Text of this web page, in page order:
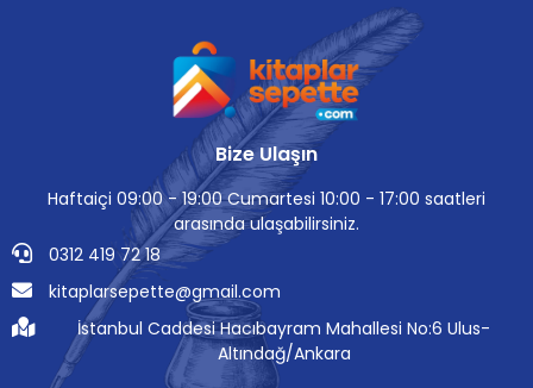
Bize Ulaşın
Haftaiçi 09:00 - 19:00 Cumartesi 10:00 - 17:00 saatleri
arasında ulaşabilirsiniz.
0312 419 72 18
kitaplarsepette@gmail.com
İstanbul Caddesi Hacıbayram Mahallesi No:6 Ulus-
Altındağ/Ankara